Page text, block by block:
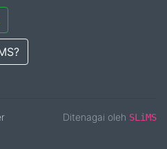
Ditenagai oleh SLiMS